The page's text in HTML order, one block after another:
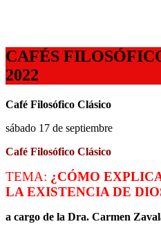
CAFÉS
2022
Café Filosófico Clásico
sábado 17 de septiembre
Café Filosófico Clásico
TEMA: ¿CÓMO
LA EXISTENCIA DE
a cargo de la Dra. Carmen